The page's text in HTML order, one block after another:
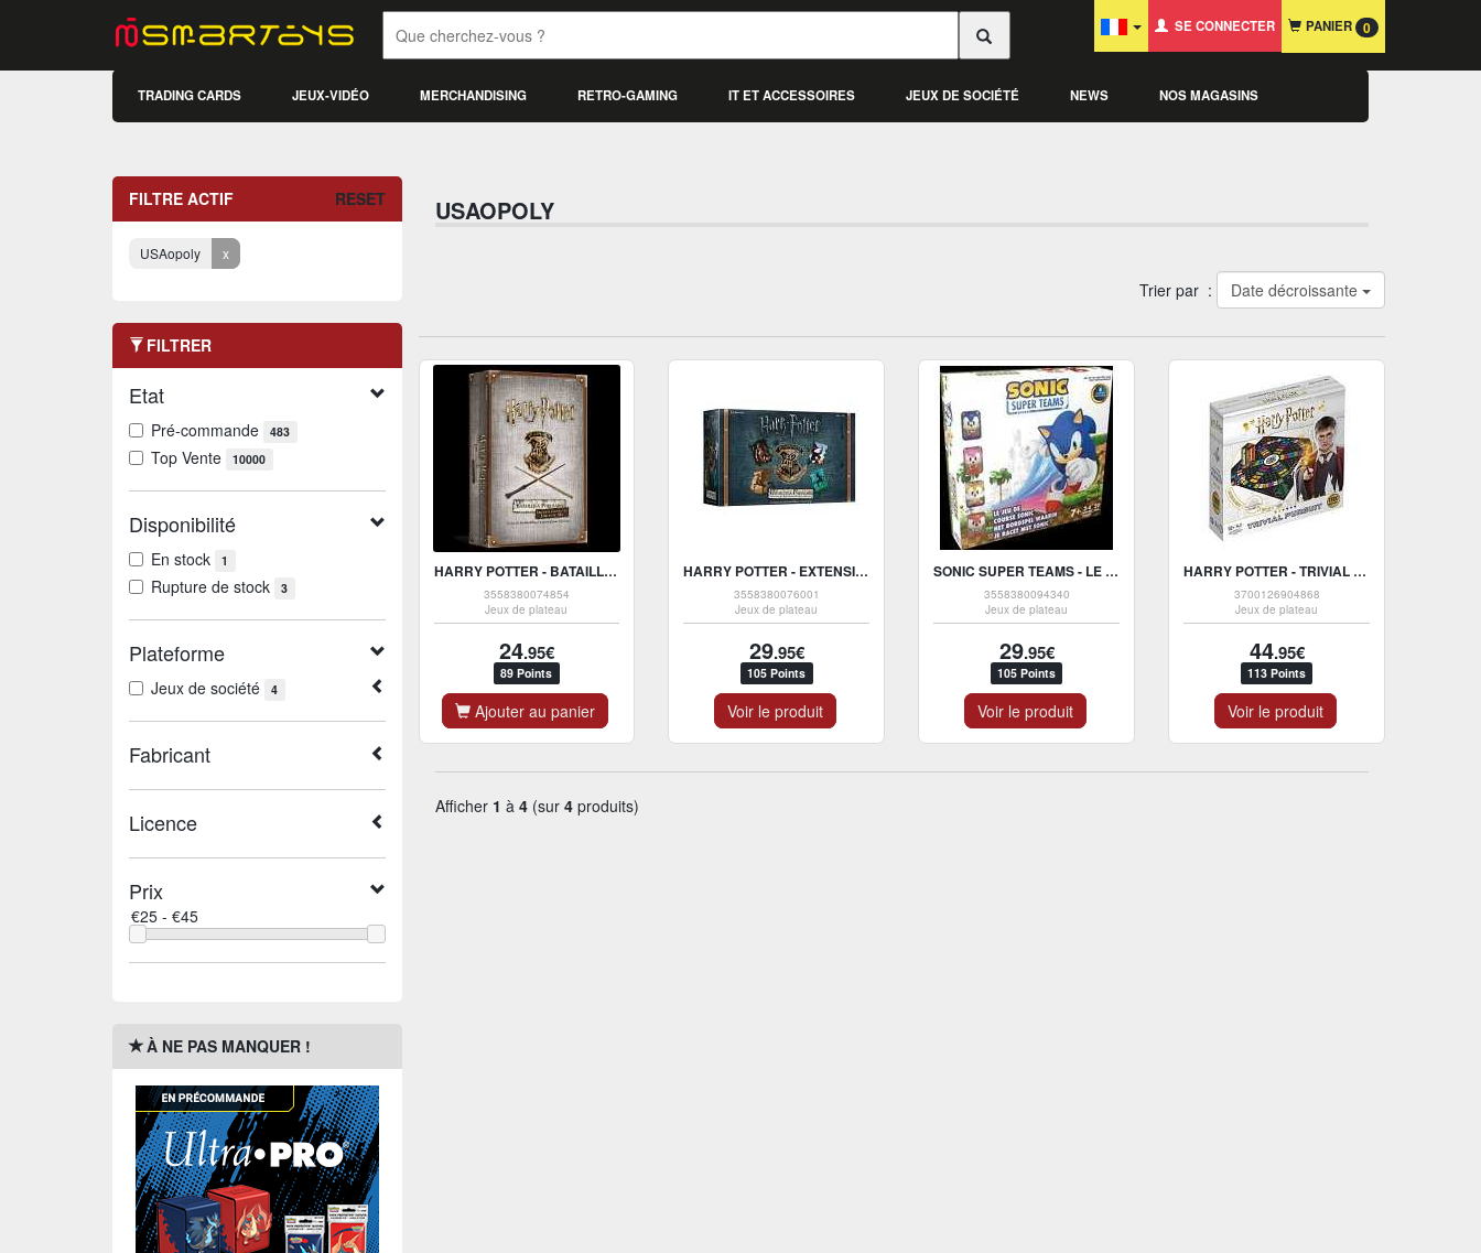
SE CONNECTER PANIER 0
TRADING CARDS JEUX-VIDÉO MERCHANDISING RETRO-GAMING IT ET ACCESSOIRES JEUX DE SOCIÉTÉ NEWS NOS MAGASINS
FILTRE ACTIF RESET
USAopoly x
FILTRER
Etat
Pré-commande 483
Top Vente 10000
Disponibilité
En stock 1
Rupture de stock 3
Plateforme
Jeux de société 4
Fabricant
Licence
Prix
À NE PAS MANQUER !
USAOPOLY
Trier par : Date décroissante
HARRY POTTER - BATAILLE DE POUDLARD - DÉFENSE CONTRE LES FORCES
3558380074854
Jeux de plateau
24.95€
89 Points
Ajouter au panier
HARRY POTTER - EXTENSION MONSTRUEUSE BOITE DE MONSTRES
3558380076001
Jeux de plateau
29.95€
105 Points
Voir le produit
SONIC SUPER TEAMS - LE JEU DE PLATEAU
3558380094340
Jeux de plateau
29.95€
105 Points
Voir le produit
HARRY POTTER - TRIVIAL PURSUIT ULTIMATE EDITION
3700126904868
Jeux de plateau
44.95€
113 Points
Voir le produit
Afficher 1 à 4(sur 4produits)